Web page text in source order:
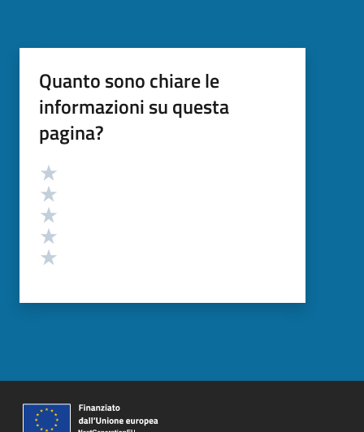
Quanto sono chiare le
informazioni su questa
pagina?
Valutazione